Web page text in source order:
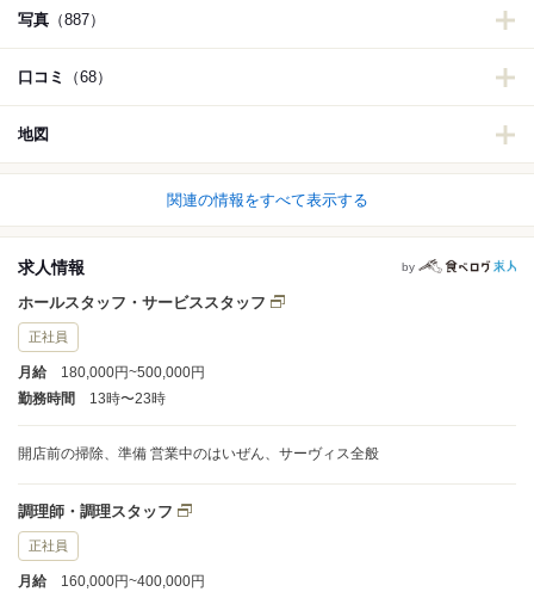
写真 （887）
口コミ （68）
地図
関連の情報をすべて表示する
求人情報 by
ホールスタッフ・サービススタッフ
正社員
月給
180,000円~500,000円
勤務時間
13時〜23時
開店前の掃除、準備 営業中のはいぜん、サーヴィス全般
調理師・調理スタッフ
正社員
月給
160,000円~400,000円